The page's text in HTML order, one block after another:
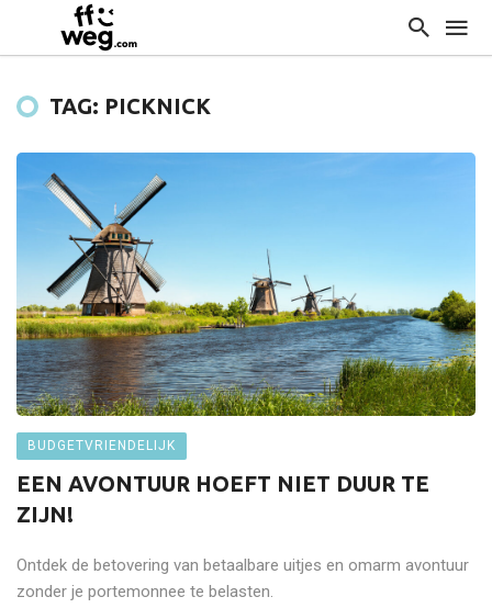
TAG: PICKNICK
BUDGETVRIENDELIJK
EEN AVONTUUR HOEFT NIET DUUR TE
ZIJN!
Ontdek de betovering van betaalbare uitjes en omarm avontuur
zonder je portemonnee te belasten.